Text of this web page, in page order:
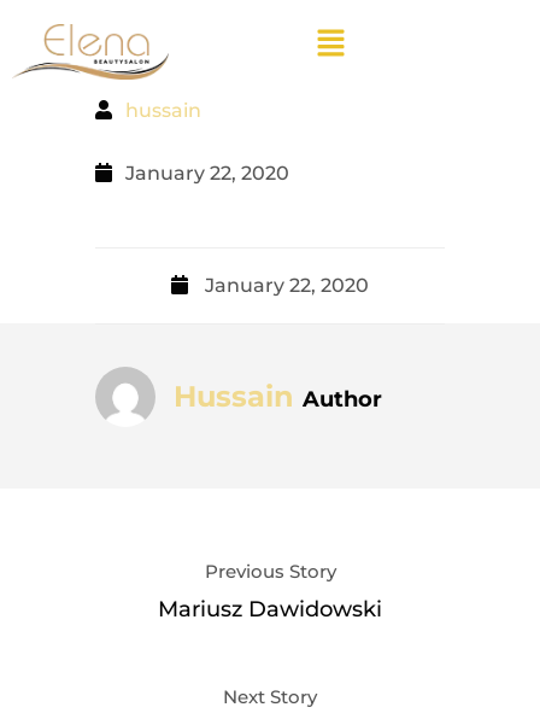
hussain
January 22, 2020
January 22, 2020
Author
Hussain
Previous Story
Mariusz Dawidowski
Next Story